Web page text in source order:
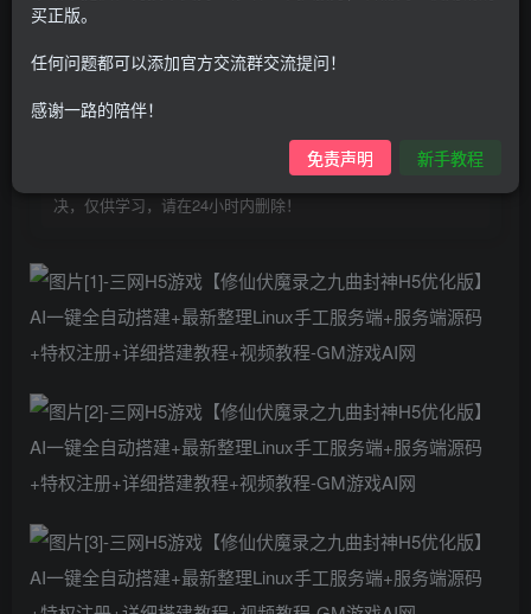
购买前请先看完新手教程,未认真看完一切问题自行解决
点击查看
仅支持云服务器搭建，适用于小白快速搭建，只能确保安卓正
常进入游戏和后台使用，如有苹果请自测，游戏多少自带一些
bug，若后面因为bug或者其他原因导致游戏无法进入请自行解
决，仅供学习，请在24小时内删除！
买正版。
任何问题都可以添加官方交流群交流提问！
感谢一路的陪伴！
免责声明 新手教程